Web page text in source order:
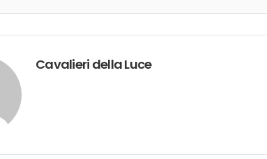
Cavalieri della Luce